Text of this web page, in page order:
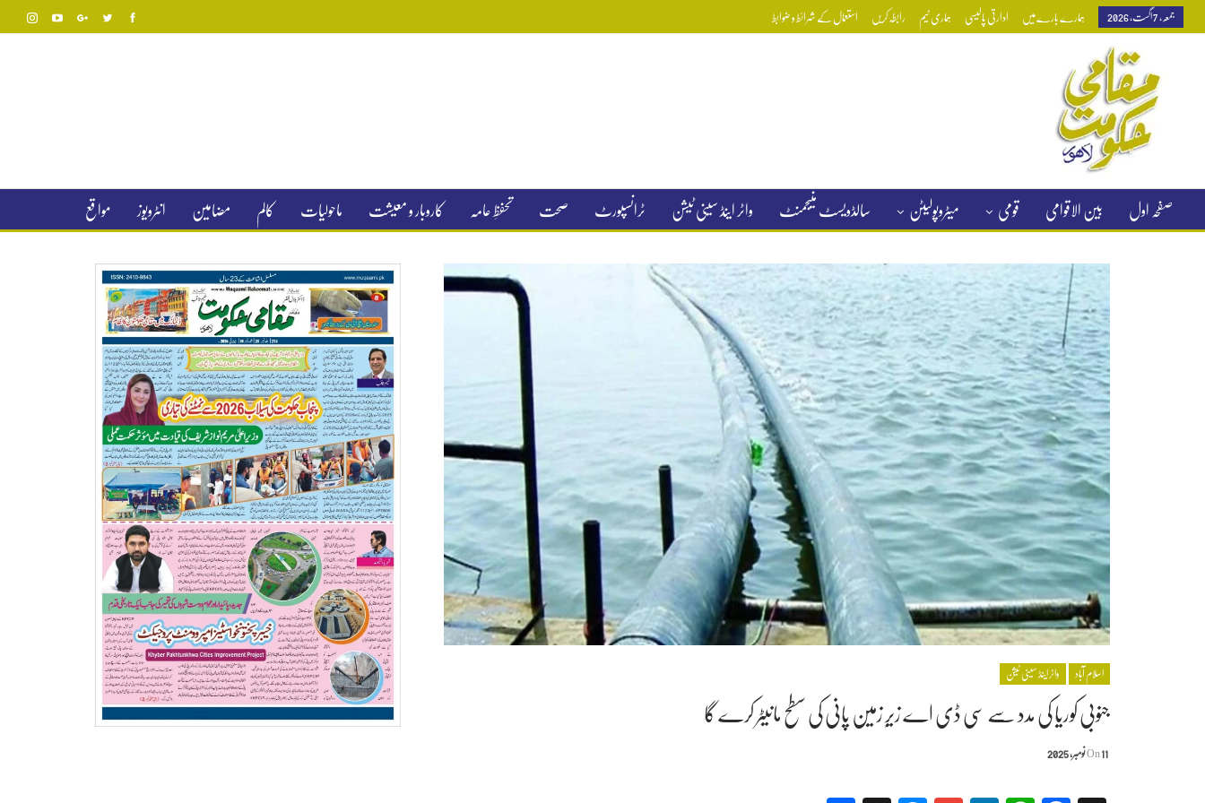
جمعہ, 7 اگست, 2026 ہمارے بارے میں ادارتی پالیسی ہماری ٹیم رابطہ کریں استعمال کے شرائط و ضوابط
صفحہ اول بین الاقوامی قومی میٹروپولیٹن سالڈویسٹ منیجمنٹ واٹر اینڈ سینی ٹیشن ٹرانسپورٹ صحت تحفظِ عامہ کاروبار و معیشت ماحولیات کالم مضامین انٹرویوز مواقع
اسلام آباد واٹر اینڈ سینی ٹیشن
جنوبی کوریا کی مدد سے سی ڈی اے زیرِ زمین پانی کی سطح مانیٹر کرے گا
On 11 نومبر, 2025